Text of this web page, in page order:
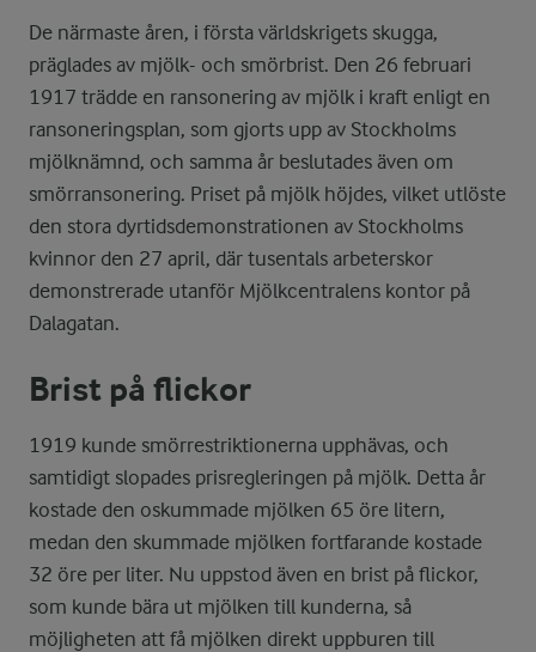
De närmaste åren, i första världskrigets skugga,
präglades av mjölk- och smörbrist. Den 26 februari
1917 trädde en ransonering av mjölk i kraft enligt en
ransoneringsplan, som gjorts upp av Stockholms
mjölknämnd, och samma år beslutades även om
smörransonering. Priset på mjölk höjdes, vilket utlöste
den stora dyrtidsdemonstrationen av Stockholms
kvinnor den 27 april, där tusentals arbeterskor
demonstrerade utanför Mjölkcentralens kontor på
Dalagatan.
Brist på flickor
1919 kunde smörrestriktionerna upphävas, och
samtidigt slopades prisregleringen på mjölk. Detta år
kostade den oskummade mjölken 65 öre litern,
medan den skummade mjölken fortfarande kostade
32 öre per liter. Nu uppstod även en brist på flickor,
som kunde bära ut mjölken till kunderna, så
möjligheten att få mjölken direkt uppburen till